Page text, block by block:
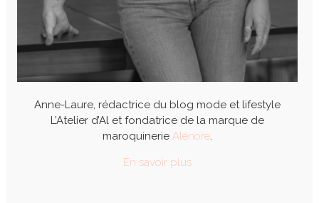
Anne-Laure, rédactrice du blog mode et lifestyle
L’Atelier d’Al et fondatrice de la marque de
maroquinerie Alénore.
En savoir plus